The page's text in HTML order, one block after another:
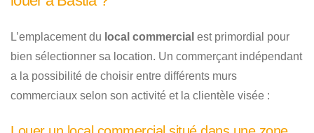
L’emplacement du local commercial est primordial pour
bien sélectionner sa location. Un commerçant indépendant
a la possibilité de choisir entre différents murs
commerciaux selon son activité et la clientèle visée :